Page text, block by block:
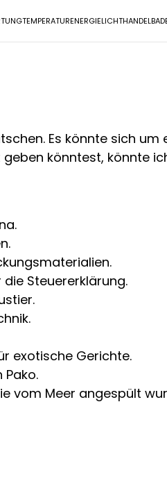
TEMPERATURENERGIELICHTHANDEL
Es könnte sich
könntest, könnte
Steuererklärung.
exotische Gerichte.
vom Meer angespült